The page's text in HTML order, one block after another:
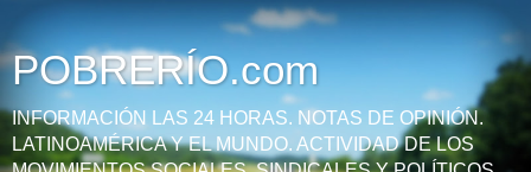
POBRERÍO.com
INFORMACIÓN LAS 24 HORAS. NOTAS DE OPINIÓN.
LATINOAMÉRICA Y EL MUNDO. ACTIVIDAD DE LOS